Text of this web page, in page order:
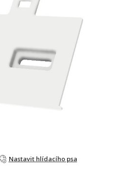
Nastavit hlídacího psa